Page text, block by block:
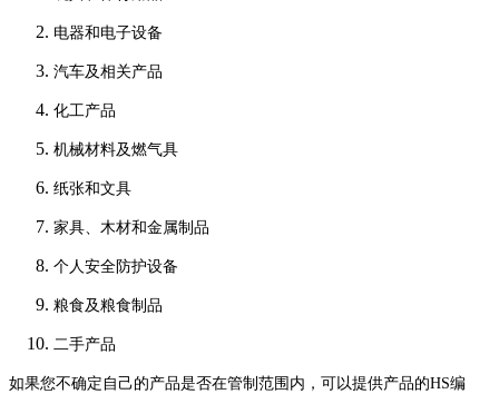
电器和电子设备
汽车及相关产品
化工产品
机械材料及燃气具
纸张和文具
家具、木材和金属制品
个人安全防护设备
粮食及粮食制品
二手产品
如果您不确定自己的产品是否在管制范围内，可以提供产品的HS编